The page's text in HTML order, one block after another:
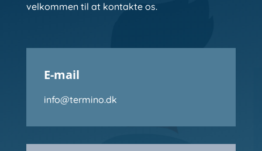
velkommen til at kontakte os.
E-mail
info@termino.dk